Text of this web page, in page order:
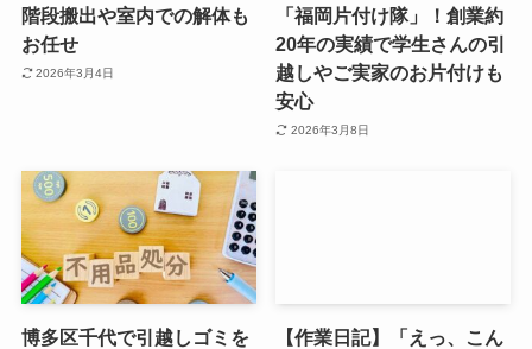
階段搬出や室内での解体も
お任せ
2026年3月4日
「福岡片付け隊」！創業約
20年の実績で学生さんの引
越しやご実家のお片付けも
安心
2026年3月8日
博多区千代で引越しゴミを
【作業日記】「えっ、こん